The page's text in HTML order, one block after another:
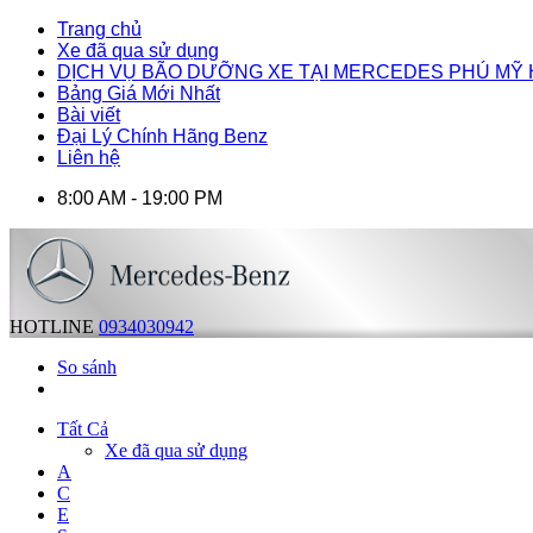
Trang chủ
Xe đã qua sử dụng
DỊCH VỤ BÃO DƯỠNG XE TẠI MERCEDES PHÚ MỸ
Bảng Giá Mới Nhất
Bài viết
Đại Lý Chính Hãng Benz
Liên hệ
8:00 AM - 19:00 PM
HOTLINE 0934030942
So sánh
Tất Cả
Xe đã qua sử dụng
A
C
E